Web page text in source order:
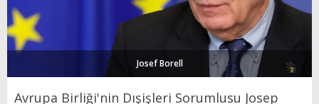
Josef Borell
Avrupa Birliği'nin Dışişleri Sorumlusu Josep